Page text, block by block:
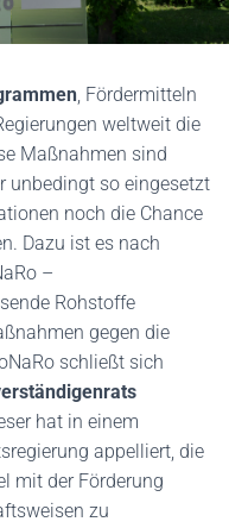
C
T
E
, Fördermitteln
weltweit die
Maßnahmen sind
unbedingt so eingesetzt
noch die Chance
Dazu ist es nach
–
Rohstoffe
gegen die
schließt sich
hat in einem
appelliert, die
mit der Förderung
zu